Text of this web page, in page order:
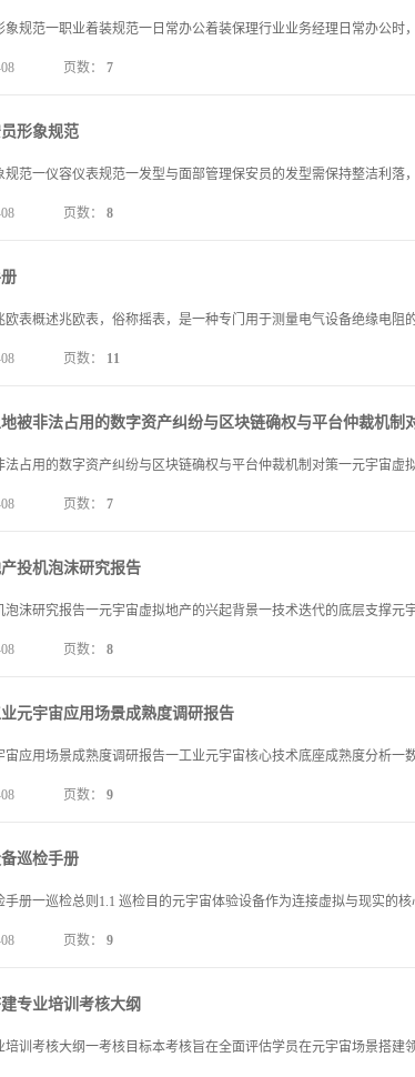
页数： 7
形象规范
页数： 8
页数： 11
被非法占用的数字资产纠纷与区块链确权与平台仲裁机制
页数： 7
投机泡沫研究报告
页数： 8
元宇宙应用场景成熟度调研报告
页数： 9
巡检手册
页数： 9
专业培训考核大纲